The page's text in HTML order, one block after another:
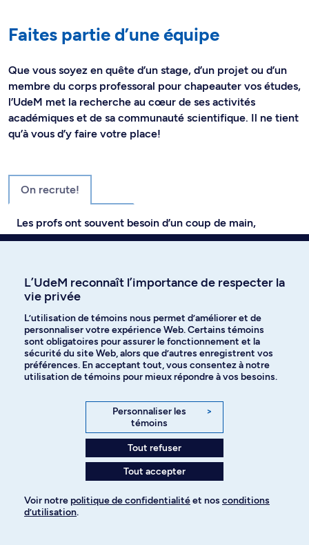
Faites partie d’une équipe
Que vous soyez en quête d’un stage, d’un projet ou d’un
membre du corps professoral pour chapeauter vos études,
l’UdeM met la recherche au cœur de ses activités
académiques et de sa communauté scientifique. Il ne tient
qu’à vous d’y faire votre place!
On recrute!
Les profs ont souvent besoin d’un coup de main,
n’hésitez pas à vous renseigner auprès de votre
pour cette discipline :
Réjean Dion
L’UdeM reconnaît l’importance de respecter la
vie privée
L’utilisation de témoins nous permet d’améliorer et de
personnaliser votre expérience Web. Certains témoins
sont obligatoires pour assurer le fonctionnement et la
sécurité du site Web, alors que d’autres enregistrent vos
préférences. En acceptant tout, vous consentez à notre
utilisation de témoins pour mieux répondre à vos besoins.
Personnaliser les
témoins
>
Tout refuser
Tout accepter
Voir notre politique de confidentialitéet nos conditions
d’utilisation.